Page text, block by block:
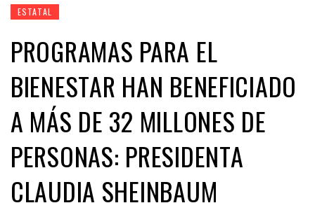
ESTATAL
PROGRAMAS PARA EL
BIENESTAR HAN BENEFICIADO
A MÁS DE 32 MILLONES DE
PERSONAS: PRESIDENTA
CLAUDIA SHEINBAUM